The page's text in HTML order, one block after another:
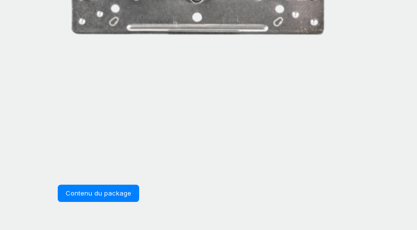
Contenu du package